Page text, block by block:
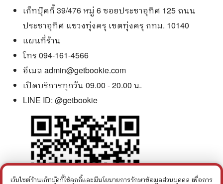
เก็ทบุ๊คกี้ 39/476 หมู่ 6 ซอยประชาอุทิศ 125 ถนน
ประชาอุทิศ แขวงทุ่งครุ เขตทุ่งครุ กทม. 10140
แผนที่ร้าน
โทร 094-161-4566
อีเมล admin@getbookie.com
เปิดบริการทุกวัน 09.00 - 20.00 น.
LINE ID: @getbookie
เว็บไซต์ร้านเก็ทบุ๊คกี้ใช้คุกกี้และมีนโยบายการรักษาข้อมูลส่วนบุคคล เพื่อการ